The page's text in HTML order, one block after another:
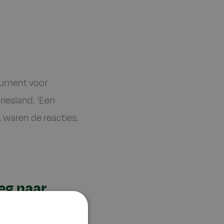
voor
‘Een
waren de reacties.
naar